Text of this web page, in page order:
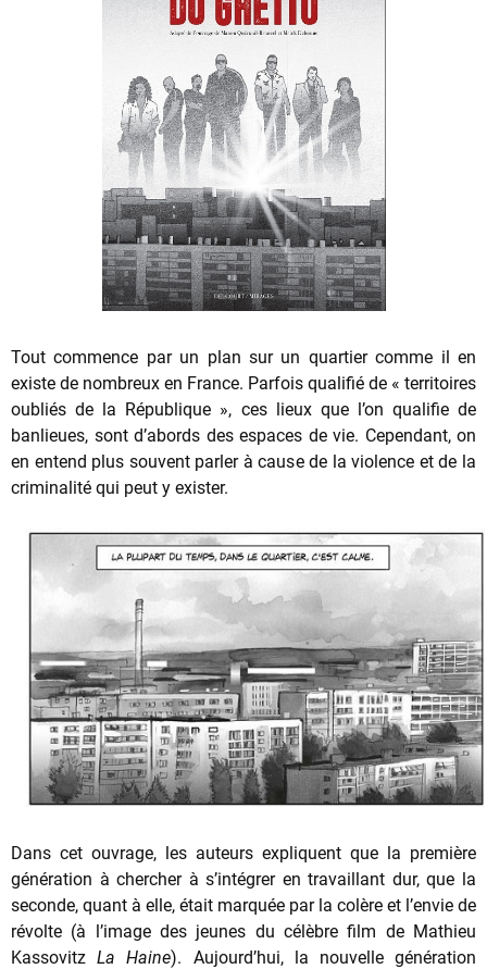
Tout commence par un plan sur un quartier comme il en
existe de nombreux en France. Parfois qualifié de « territoires
oubliés de la République », ces lieux que l’on qualifie de
banlieues, sont d’abords des espaces de vie. Cependant, on
en entend plus souvent parler à cause de la violence et de la
criminalité qui peut y exister.
Dans cet ouvrage, les auteurs expliquent que la première
génération à chercher à s’intégrer en travaillant dur, que la
seconde, quant à elle, était marquée par la colère et l’envie de
révolte (à l’image des jeunes du célèbre film de Mathieu
KassovitzLa Haine). Aujourd’hui, la nouvelle génération